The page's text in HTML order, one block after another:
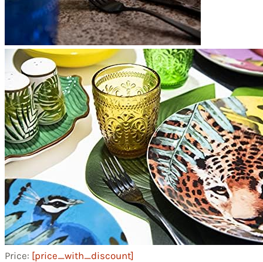
Price: [price_with_discount]